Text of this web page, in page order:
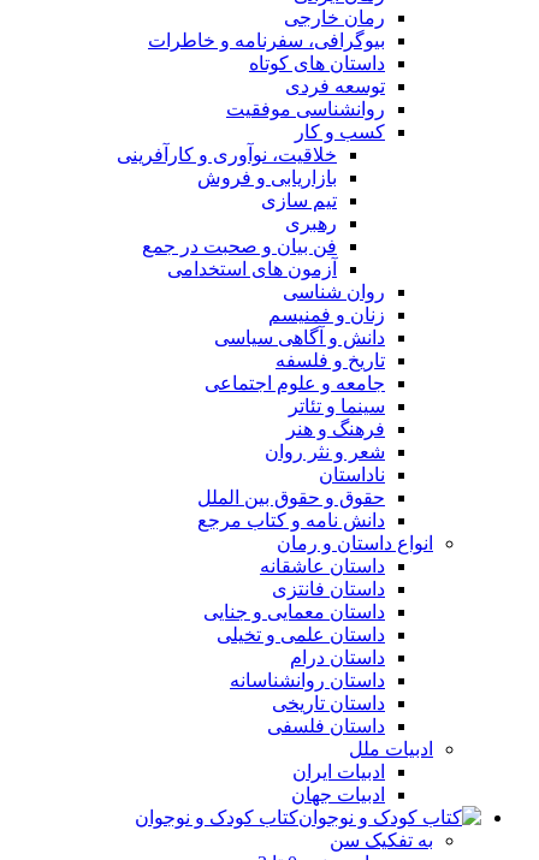
رمان خارجی
بیوگرافی، سفرنامه و خاطرات
داستان های کوتاه
توسعه فردی
روانشناسی موفقیت
کسب و کار
خلاقیت، نوآوری و کارآفرینی
بازاریابی و فروش
تیم سازی
رهبری
فن بیان و صحبت در جمع
آزمون های استخدامی
روان شناسی
زنان و فمنیسم
دانش و آگاهی سیاسی
تاریخ و فلسفه
جامعه و علوم اجتماعی
سینما و تئاتر
فرهنگ و هنر
شعر و نثر روان
ناداستان
حقوق و حقوق بین الملل
دانش نامه و کتاب مرجع
انواع داستان و رمان
داستان عاشقانه
داستان فانتزی
داستان معمایی و جنایی
داستان علمی و تخیلی
داستان درام
داستان روانشناسانه
داستان تاریخی
داستان فلسفی
ادبیات ملل
ادبیات ایران
ادبیات جهان
کتاب کودک و نوجوان
به تفکیک سن